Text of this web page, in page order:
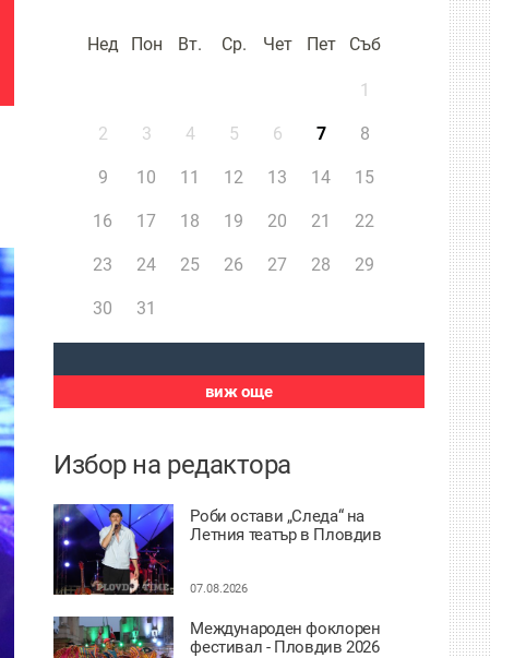
Нед Пон Вт. Ср. Чет Пет Съб
1
2 3 4 5 6 7 8
9 10 11 12 13 14 15
16 17 18 19 20 21 22
23 24 25 26 27 28 29
30 31
виж още
Избор на редактора
Роби остави „Следа“ на
Летния театър в Пловдив
07.08.2026
Международен фоклорен
фестивал - Пловдив 2026